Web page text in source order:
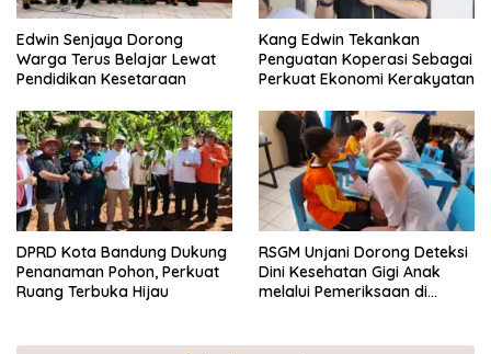
Edwin Senjaya Dorong
Warga Terus Belajar Lewat
Pendidikan Kesetaraan
Kang Edwin Tekankan
Penguatan Koperasi Sebagai
Perkuat Ekonomi Kerakyatan
DPRD Kota Bandung Dukung
Penanaman Pohon, Perkuat
Ruang Terbuka Hijau
RSGM Unjani Dorong Deteksi
Dini Kesehatan Gigi Anak
melalui Pemeriksaan di